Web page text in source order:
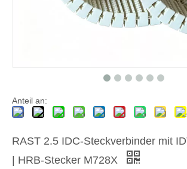
Anteil an:
RAST 2.5 IDC-Steckverbinder mit
| HRB-Stecker M728X